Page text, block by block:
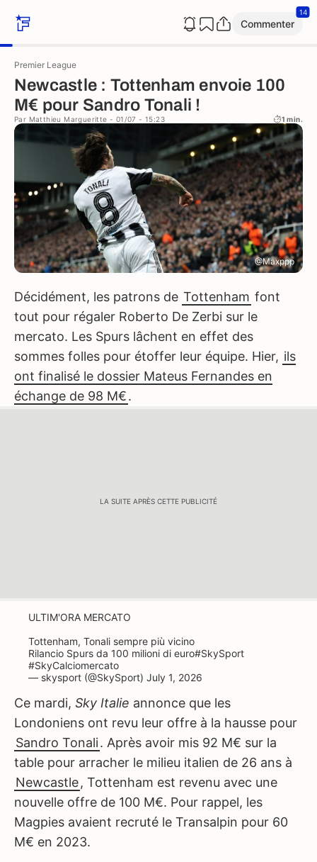
Commenter
14
Premier League
Newcastle : Tottenham envoie 100
M€ pour Sandro Tonali !
Par Matthieu Margueritte - 01/07 - 15:23 1 min.
@Maxppp
Décidément, les patrons de Tottenham font
tout pour régaler Roberto De Zerbi sur le
mercato. Les Spurs lâchent en effet des
sommes folles pour étoffer leur équipe. Hier, ils
ont finalisé le dossier Mateus Fernandes en
échange de 98 M€.
LA SUITE APRÈS CETTE PUBLICITÉ
ULTIM'ORA MERCATO
Tottenham, Tonali sempre più vicino
Rilancio Spurs da 100 milioni di euro#SkySport
#SkyCalciomercato
— skysport (@SkySport) July 1, 2026
Ce mardi, Sky Italie annonce que les
Londoniens ont revu leur offre à la hausse pour
Sandro Tonali. Après avoir mis 92 M€ sur la
table pour arracher le milieu italien de 26 ans à
Newcastle, Tottenham est revenu avec une
nouvelle offre de 100 M€. Pour rappel, les
Magpies avaient recruté le Transalpin pour 60
M€ en 2023.